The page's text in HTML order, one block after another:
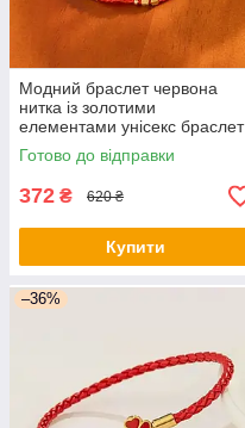
Модний браслет червона
нитка із золотими
елементами унісекс браслет
на удачу та захист
Готово до відправки
372 ₴ 620 ₴
Купити
–36%